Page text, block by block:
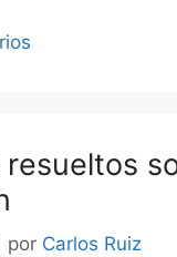
resueltos
por Carlos Ruiz